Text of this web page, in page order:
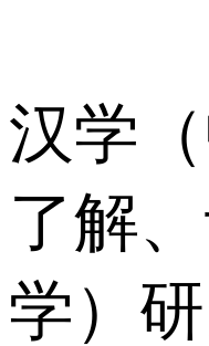
汉学
了解
学）